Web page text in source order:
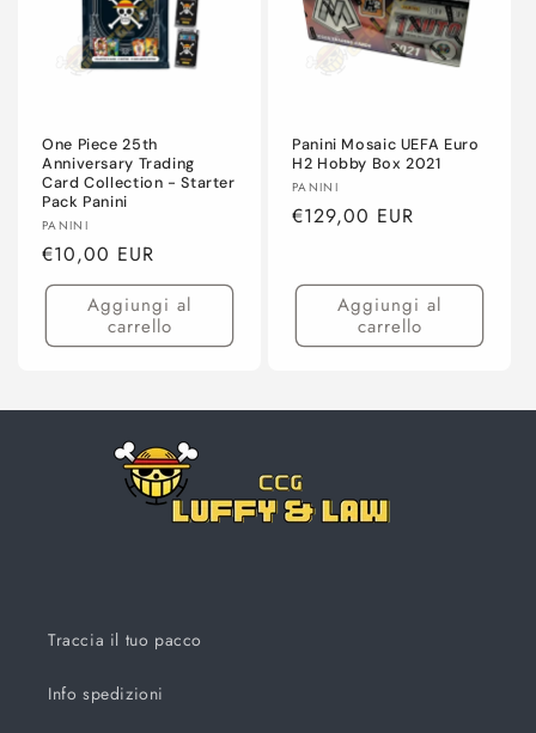
One Piece 25th
Anniversary Trading
Card Collection - Starter
Pack Panini
Produttore:
PANINI
Prezzo
di
listino
€10,00 EUR
Aggiungi al
carrello
Panini Mosaic UEFA Euro
H2 Hobby Box 2021
Produttore:
PANINI
Prezzo
€129,00 EUR
Aggiungi al
carrello
Traccia il tuo pacco
Info spedizioni